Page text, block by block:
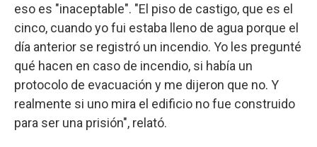
eso es "inaceptable". "El piso de castigo, que es el
cinco, cuando yo fui estaba lleno de agua porque el
día anterior se registró un incendio. Yo les pregunté
qué hacen en caso de incendio, si había un
protocolo de evacuación y me dijeron que no. Y
realmente si uno mira el edificio no fue construido
para ser una prisión", relató.